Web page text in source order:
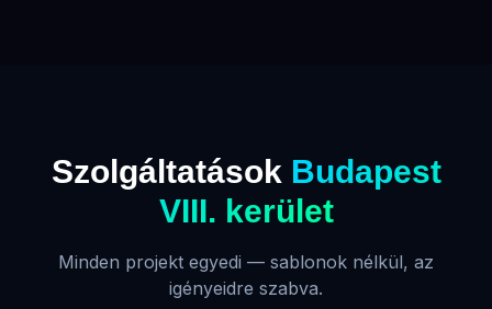
Szolgáltatások Budapest
VIII. kerület
Minden projekt egyedi — sablonok nélkül, az
igényeidre szabva.